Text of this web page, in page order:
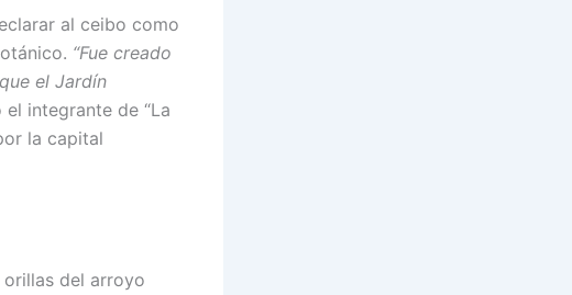
al ceibo como
“Fue creado
el Jardín
el integrante de “La
la capital
orillas del arroyo